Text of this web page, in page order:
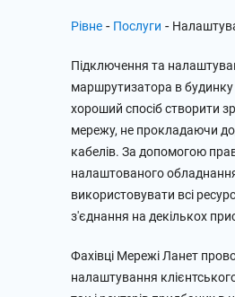
Рівне - Послуги -
Підключення та
маршрутизатора в будинку
хороший спосіб створити
мережу, не прокладаючи
кабелів. За допомогою
налаштованого
використовувати всі
з'єднання на декількох
Фахівці Мережі Ланет
налаштування